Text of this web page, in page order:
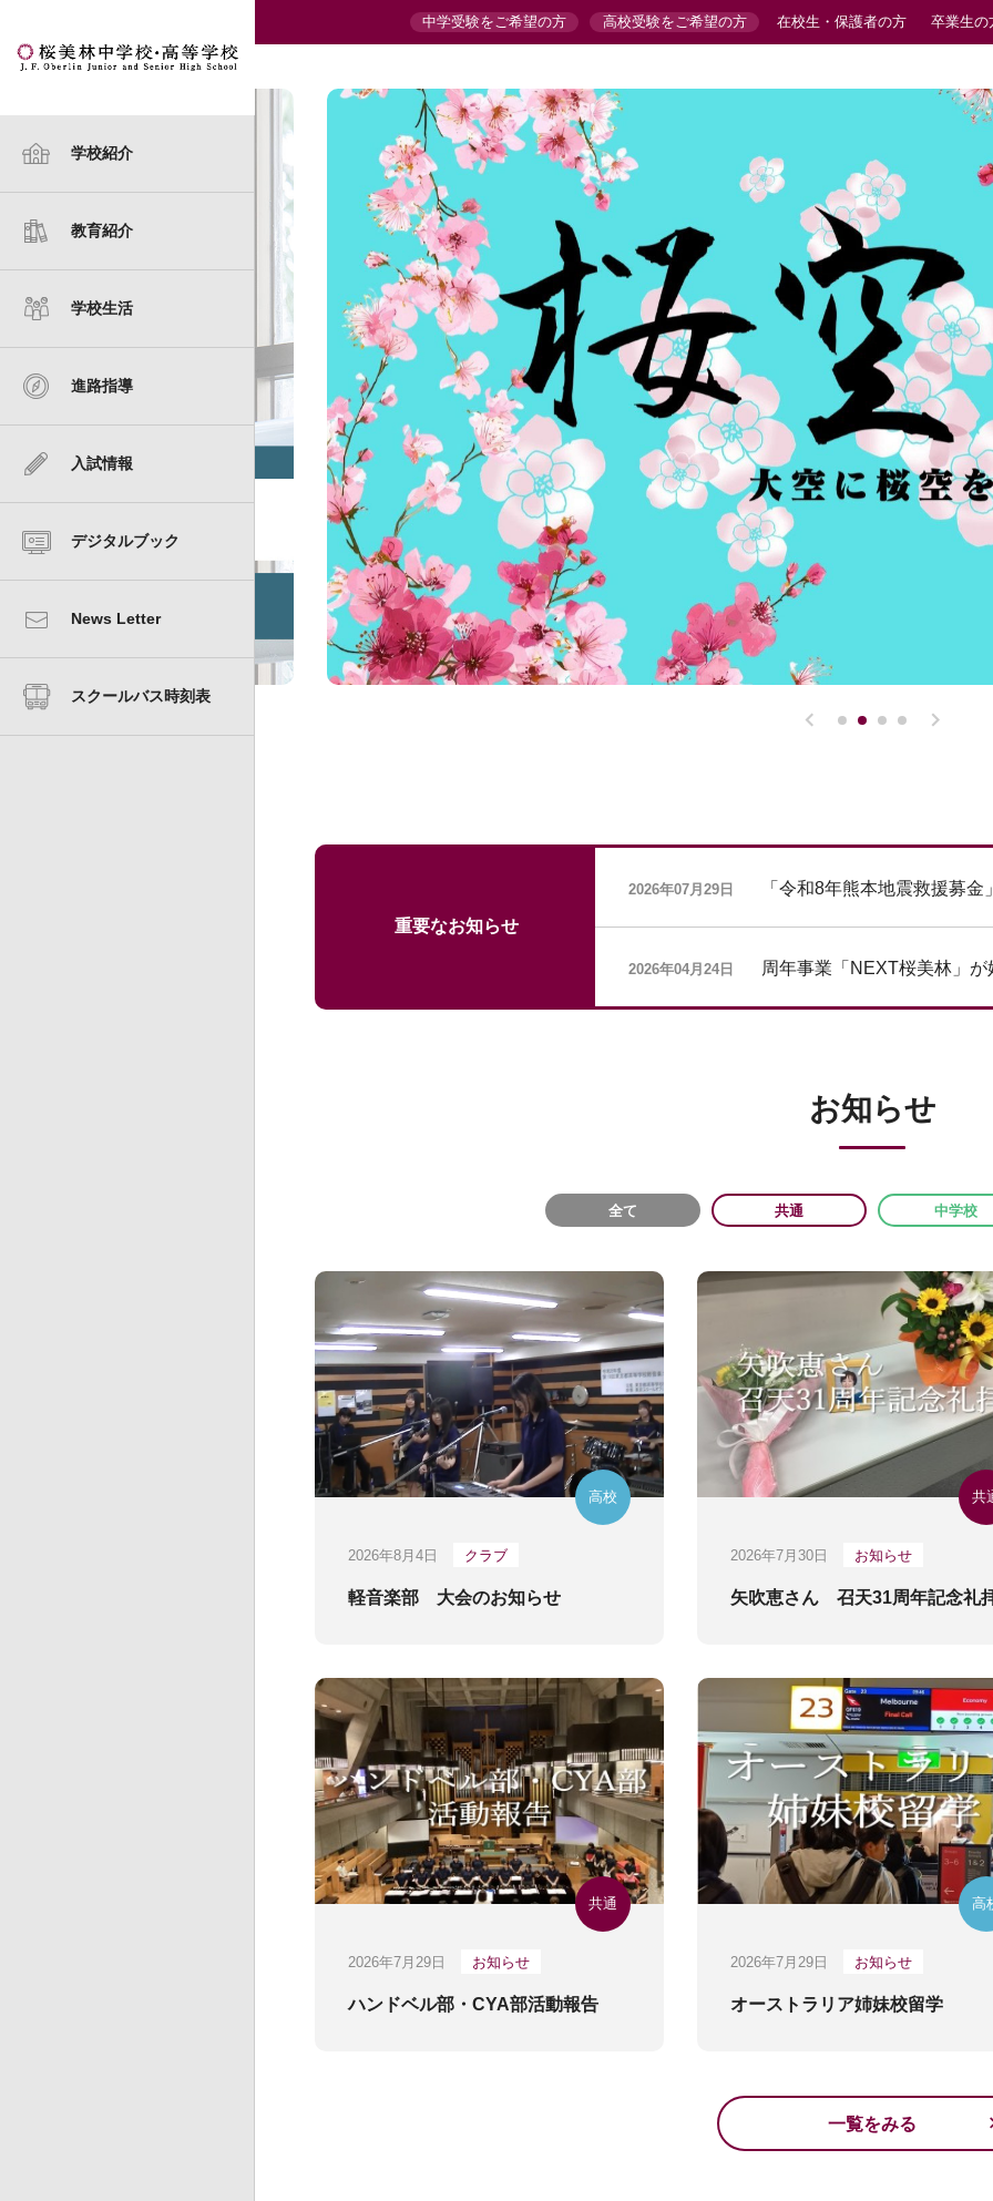
中学受験をご希望の方 高校受験をご希望の方 在校生・保護者の方 卒業生の
学校紹介
校長からのご挨拶
建学の精神
スクール・ポリシー
桜美林の歩み
数字で見る
桜美林中学校・高等学校
学費および奨学金・助成金制度
教育紹介
国際理解教育
中学校カリキュラム
中学校教科紹介
高等学校教科紹介
学校生活
年間行事
1日の流れ
クラブ活動
制服
進路指導
キャリア教育・学習指導
大学進学実績
桜美林大学への進学
入試情報
イベント・説明会情報
合同説明会
中学 入試要項
高等学校 入試要項
高等学校 過去の入試問題
デジタルブック
News Letter
スクールバス時刻表
重要なお知らせ
2026年07月29日 「令和8年熊本地震救援募金
2026年04月24日 周年事業「NEXT桜美林」が
お知らせ
全て 共通 中学校
高校
2026年8月4日 クラブ
軽音楽部 大会のお知らせ
共
2026年7月30日 お知らせ
矢吹恵さん 召天31周年記念礼
共通
2026年7月29日 お知らせ
ハンドベル部・CYA部活動報告
高
2026年7月29日 お知らせ
オーストラリア姉妹校留学
一覧をみる